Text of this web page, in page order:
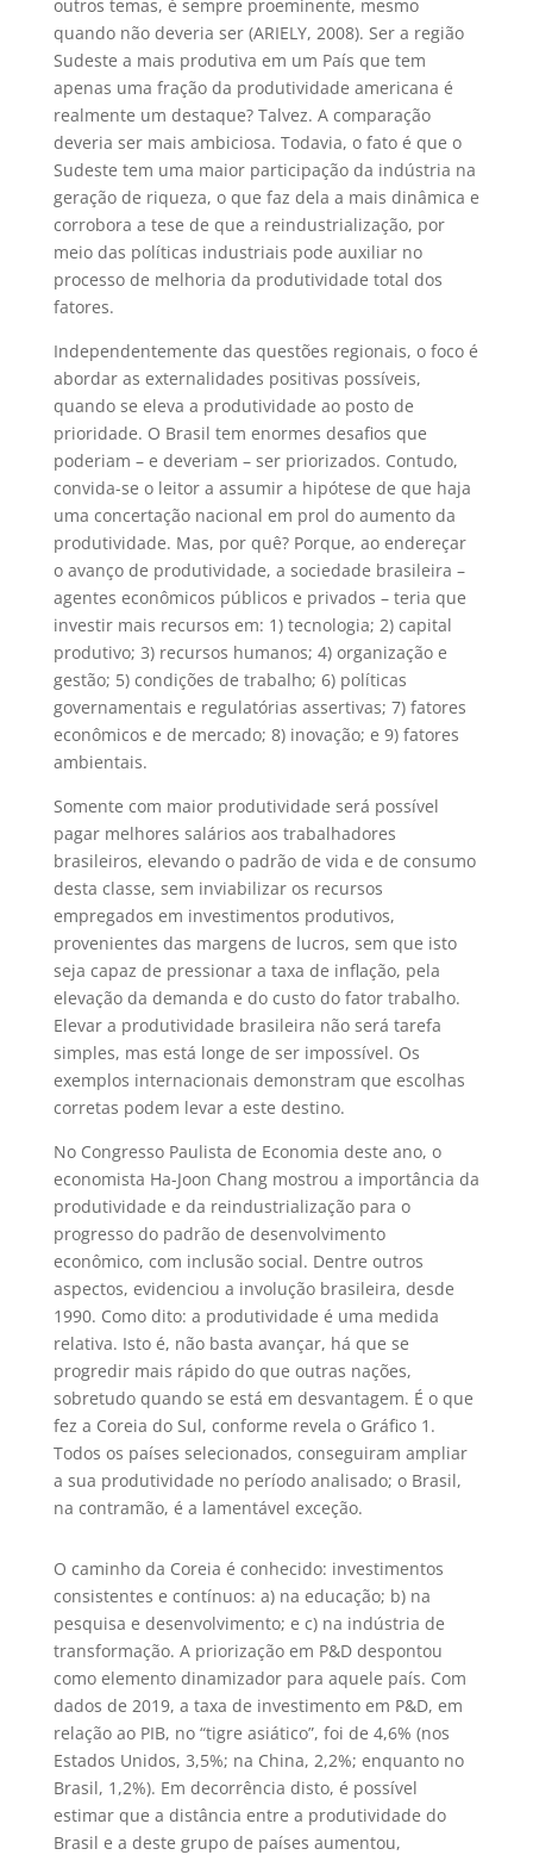
outros temas, é sempre proeminente, mesmo
quando não deveria ser (ARIELY, 2008). Ser a região
Sudeste a mais produtiva em um País que tem
apenas uma fração da produtividade americana é
realmente um destaque? Talvez. A comparação
deveria ser mais ambiciosa. Todavia, o fato é que o
Sudeste tem uma maior participação da indústria na
geração de riqueza, o que faz dela a mais dinâmica e
corrobora a tese de que a reindustrialização, por
meio das políticas industriais pode auxiliar no
processo de melhoria da produtividade total dos
fatores.
Independentemente das questões regionais, o foco é
abordar as externalidades positivas possíveis,
quando se eleva a produtividade ao posto de
prioridade. O Brasil tem enormes desafios que
poderiam – e deveriam – ser priorizados. Contudo,
convida-se o leitor a assumir a hipótese de que haja
uma concertação nacional em prol do aumento da
produtividade. Mas, por quê? Porque, ao endereçar
o avanço de produtividade, a sociedade brasileira –
agentes econômicos públicos e privados – teria que
investir mais recursos em: 1) tecnologia; 2) capital
produtivo; 3) recursos humanos; 4) organização e
gestão; 5) condições de trabalho; 6) políticas
governamentais e regulatórias assertivas; 7) fatores
econômicos e de mercado; 8) inovação; e 9) fatores
ambientais.
Somente com maior produtividade será possível
pagar melhores salários aos trabalhadores
brasileiros, elevando o padrão de vida e de consumo
desta classe, sem inviabilizar os recursos
empregados em investimentos produtivos,
provenientes das margens de lucros, sem que isto
seja capaz de pressionar a taxa de inflação, pela
elevação da demanda e do custo do fator trabalho.
Elevar a produtividade brasileira não será tarefa
simples, mas está longe de ser impossível. Os
exemplos internacionais demonstram que escolhas
corretas podem levar a este destino.
No Congresso Paulista de Economia deste ano, o
economista Ha-Joon Chang mostrou a importância da
produtividade e da reindustrialização para o
progresso do padrão de desenvolvimento
econômico, com inclusão social. Dentre outros
aspectos, evidenciou a involução brasileira, desde
1990. Como dito: a produtividade é uma medida
relativa. Isto é, não basta avançar, há que se
progredir mais rápido do que outras nações,
sobretudo quando se está em desvantagem. É o que
fez a Coreia do Sul, conforme revela o Gráfico 1.
Todos os países selecionados, conseguiram ampliar
a sua produtividade no período analisado; o Brasil,
na contramão, é a lamentável exceção.
O caminho da Coreia é conhecido: investimentos
consistentes e contínuos: a) na educação; b) na
pesquisa e desenvolvimento; e c) na indústria de
transformação. A priorização em P&D despontou
como elemento dinamizador para aquele país. Com
dados de 2019, a taxa de investimento em P&D, em
relação ao PIB, no “tigre asiático”, foi de 4,6% (nos
Estados Unidos, 3,5%; na China, 2,2%; enquanto no
Brasil, 1,2%). Em decorrência disto, é possível
estimar que a distância entre a produtividade do
Brasil e a deste grupo de países aumentou,